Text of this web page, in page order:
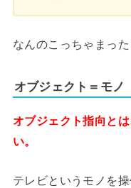
なんのこっちゃまっ
オブジェクト＝モノ
オブジェクト指向と
い。
テレビというモノを